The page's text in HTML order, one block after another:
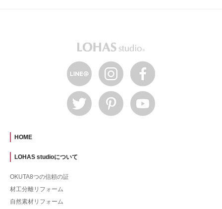
HOME
LOHAS studioについて
OKUTA8つの信頼の証
材工分離リフォーム
自然素材リフォーム